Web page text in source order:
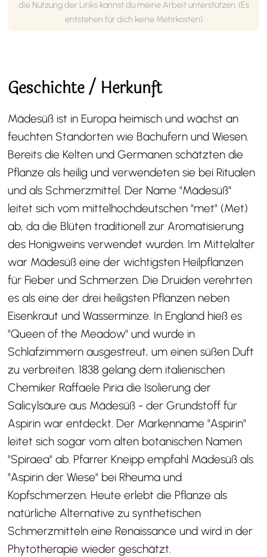
die Nutzung der Links kannst du meine Arbeit unterstützen. (Es
entstehen für dich keine Mehrkosten)
Geschichte / Herkunft
Mädesüß ist in Europa heimisch und wächst an
feuchten Standorten wie Bachufern und Wiesen.
Bereits die Kelten und Germanen schätzten die
Pflanze als heilig und verwendeten sie bei Ritualen
und als Schmerzmittel. Der Name "Mädesüß"
leitet sich vom mittelhochdeutschen "met" (Met)
ab, da die Blüten traditionell zur Aromatisierung
des Honigweins verwendet wurden. Im Mittelalter
war Mädesüß eine der wichtigsten Heilpflanzen
für Fieber und Schmerzen. Die Druiden verehrten
es als eine der drei heiligsten Pflanzen neben
Eisenkraut und Wasserminze. In England hieß es
"Queen of the Meadow" und wurde in
Schlafzimmern ausgestreut, um einen süßen Duft
zu verbreiten. 1838 gelang dem italienischen
Chemiker Raffaele Piria die Isolierung der
Salicylsäure aus Mädesüß - der Grundstoff für
Aspirin war entdeckt. Der Markenname "Aspirin"
leitet sich sogar vom alten botanischen Namen
"Spiraea" ab. Pfarrer Kneipp empfahl Mädesüß als
"Aspirin der Wiese" bei Rheuma und
Kopfschmerzen. Heute erlebt die Pflanze als
natürliche Alternative zu synthetischen
Schmerzmitteln eine Renaissance und wird in der
Phytotherapie wieder geschätzt.